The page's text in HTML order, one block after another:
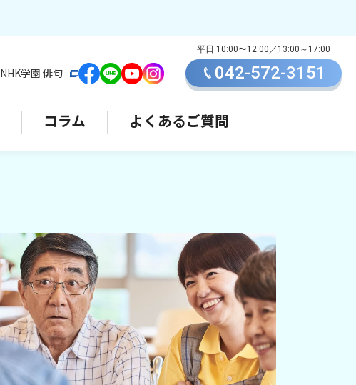
NHK学園 俳句 042-572-3151
コラム よくあるご質問